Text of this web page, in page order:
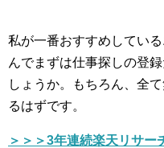
私が一番おすすめしてい
んでまずは仕事探しの登
しょうか。もちろん、全
るはずです。
＞＞＞3年連続楽天リサ